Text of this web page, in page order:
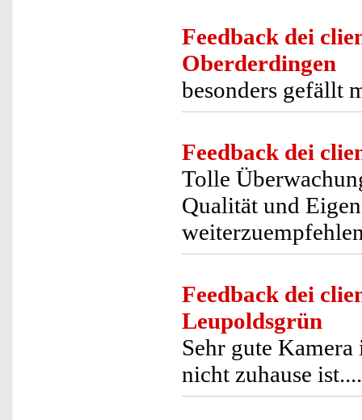
Feedback dei
Oberderdingen
besonders gefällt
Feedback dei
Tolle
Qualität und
Feedback dei
Leupoldsgrün
Sehr gute
nicht zuhause